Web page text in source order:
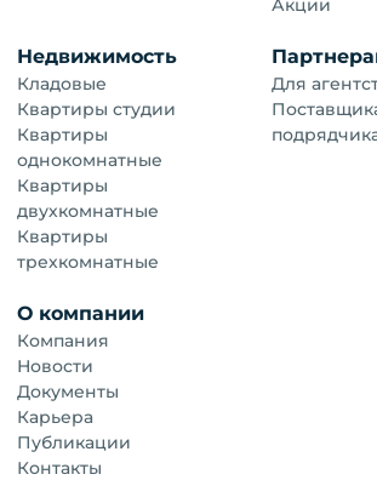
Акции
Недвижимость
Кладовые
Квартиры студии
Квартиры
однокомнатные
Квартиры
двухкомнатные
Квартиры
трехкомнатные
Для
О компании
Компания
Новости
Документы
Карьера
Публикации
Контакты